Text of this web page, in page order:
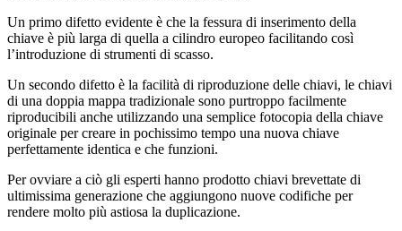
Un primo difetto evidente è che la fessura di inserimento della
chiave è più larga di quella a cilindro europeo facilitando così
l’introduzione di strumenti di scasso.
Un secondo difetto è la facilità di riproduzione delle chiavi, le chiavi
di una doppia mappa tradizionale sono purtroppo facilmente
riproducibili anche utilizzando una semplice fotocopia della chiave
originale per creare in pochissimo tempo una nuova chiave
perfettamente identica e che funzioni.
Per ovviare a ciò gli esperti hanno prodotto chiavi brevettate di
ultimissima generazione che aggiungono nuove codifiche per
rendere molto più astiosa la duplicazione.